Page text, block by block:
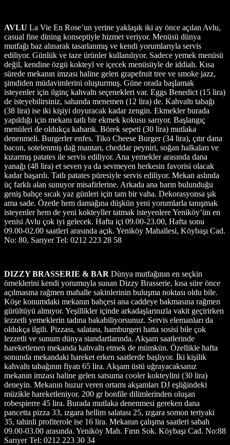
AVLU La Vie En Rose’un yerine yaklaşık iki ay önce açılan Avlu,
casual fine dining konseptiyle hizmet veriyor. Menüsü dünya
mutfağı baz alınarak tasarlanmış ve kendi yorumlarıyla servis
ediliyor. Günlük ve taze ürünler kullanılıyor. Sadece yemek menüsü
değil, kendine özgü kokteyl ve içecek menüsüyle de iddialı. Kısa
sürede mekanın imzası haline gelen grapefruit tree ve smoke jazz,
şimdiden müdavimlerini oluşturmuş. Güne orada başlamak
isteyenler için ilginç kahvaltı seçenekleri var. Eggs Benedict (15 lira)
de isteyebilirsiniz, sahanda menemen (12 lira) de. Kahvaltı tabağı
(38 lira) ise iki kişiyi doyuracak kadar zengin. Ekmekler burada
yapıldığı için mekanı tatlı bir ekmek kokusu sarıyor. Başlangıç
menüleri de oldukça kabarık. Börek sepeti (30 lira) mutlaka
denenmeli. Burgerler enfes. Tiko Cheese Burger (34 lira), çıtır dana
bacon, sotelenmiş dağ mantarı, cheddar peyniri, soğan halkaları ve
kızarmış patates ile servis ediliyor. Ana yemekler arasında dana
yanağı (48 lira) et seven ya da sevmeyen herkesin favorisi olacak
kadar başarılı. Tatlı patates püresiyle servis ediliyor. Mekan aslında
üç farklı alan sunuyor misafirlerine. Arkada ana barın bulunduğu
geniş bahçe sıcak yaz günleri için tam bir vaha. Dekorasyonsa şık
ama sade. Özetle hem damağına düşkün yeni yorumlarla tanışmak
isteyenler hem de yeni kokteyller tatmak isteyenlere Yeniköy’ün en
yenisi Avlu çok iyi gelecek. Hafta içi 09.00-23.00, Hafta sonu
09.00-02.00 saatleri arasında açık. Yeniköy Mahallesi, Köybaşı Cad.
No: 80, Sarıyer Tel: 0212 223 28 58
DIZZY BRASSERIE & BAR Dünya mutfağının en seçkin
örneklerini kendi yorumuyla sunan Dizzy Brasserie, kısa süre önce
açılmasına rağmen mahalle sakinlerinin buluşma noktası oldu bile.
Köşe konumdaki mekanın bahçesi ana caddeye bakmasına rağmen
gürültüyü almıyor. Yeşillikler içinde arkadaşlarınızla vakit geçirirken
lezzetli yemeklerin tadına bakabiliyorsunuz. Servis elemanları da
oldukça ilgili. Pizzası, salatası, hamburgeri hatta sosisi bile çok
lezzetli ve sunum dünya standartlarında. Akşam saatlerinde
hareketlenen mekanda kahvaltı etmek de mümkün. Özellikle hafta
sonunda mekandaki hareket erken saatlerde başlıyor. İki kişilik
kahvaltı tabağının fiyatı 65 lira. Akşam üstü uğrayacaksanız
mekanın imzası haline gelen satsuma cooler kokteylini (30 lira)
deneyin. Mekanın huzur veren ortamı akşamları DJ eşliğindeki
müzikle hareketleniyor. 200 gr bonfile dilimlerinden oluşan
robespierre 45 lira. Burada mutlaka denenmesi gereken dana
pancetta pizza 33, ızgara hellim salatası 25, ızgara somon teriyaki
35, tahinli profiterole ise 16 lira. Mekanın çalışma saatleri sabah
09.00-03.00 arasında. Yeniköy Mah. Fırın Sok. Köybaşı Cad. No:88
Sarıyer Tel: 0212 223 30 34